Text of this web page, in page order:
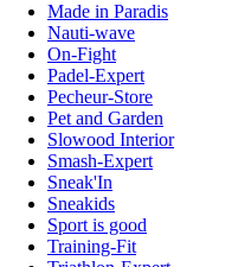
Made in Paradis
Nauti-wave
On-Fight
Padel-Expert
Pecheur-Store
Pet and Garden
Slowood Interior
Smash-Expert
Sneak'In
Sneakids
Sport is good
Training-Fit